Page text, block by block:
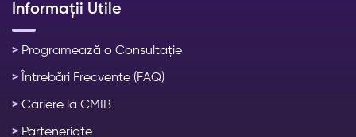
Informații Utile
> Programează o Consultație
> Întrebări Frecvente (FAQ)
> Cariere la CMIB
> Parteneriate